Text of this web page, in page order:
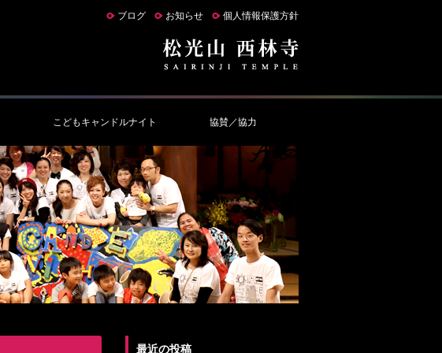
ブログ お知らせ 個人情報保護方針
こどもキャンドルナイト 協賛／協力
最近の投稿